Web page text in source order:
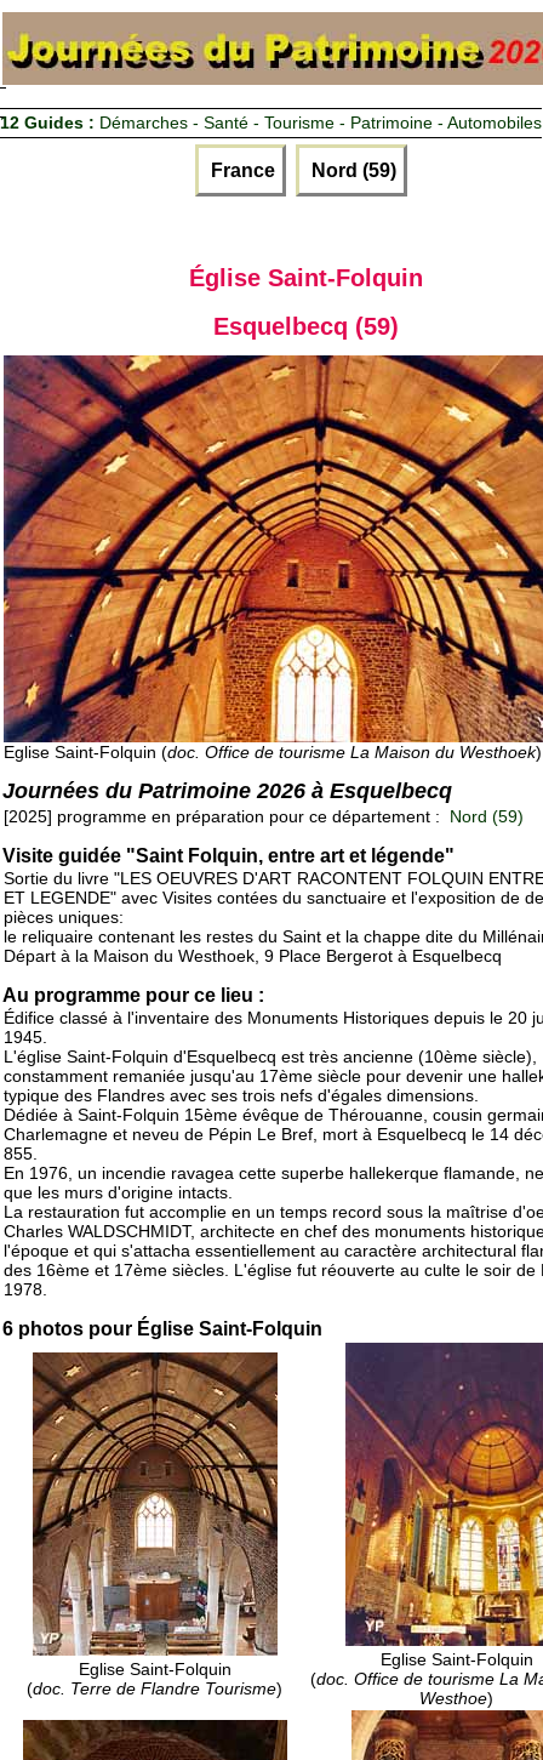
12 Guides : Démarches - Santé - Tourisme - Patrimoine - Automobiles
France Nord (59)
Église Saint-Folquin
Esquelbecq (59)
Eglise Saint-Folquin (doc. Office de tourisme La Maison du Westhoek)
Journées du Patrimoine 2026 à Esquelbecq
[2025] programme en préparation pour ce département : Nord (59)
Visite guidée "Saint Folquin, entre art et légende"
Sortie du livre "LES OEUVRES D'ART RACONTENT FOLQUIN
ET LEGENDE" avec Visites contées du sanctuaire et l'exposition de
pièces uniques:
le reliquaire contenant les restes du Saint et la chappe dite du
Départ à la Maison du Westhoek, 9 Place Bergerot à Esquelbecq
Au programme pour ce lieu :
Édifice classé à l'inventaire des Monuments Historiques depuis le 20
1945.
L'église Saint-Folquin d'Esquelbecq est très ancienne (10ème siècle),
constamment remaniée jusqu'au 17ème siècle pour devenir une
typique des Flandres avec ses trois nefs d'égales dimensions.
Dédiée à Saint-Folquin 15ème évêque de Thérouanne, cousin
Charlemagne et neveu de Pépin Le Bref, mort à Esquelbecq le 14
855.
En 1976, un incendie ravagea cette superbe hallekerque flamande,
que les murs d'origine intacts.
La restauration fut accomplie en un temps record sous la maîtrise
Charles WALDSCHMIDT, architecte en chef des monuments
l'époque et qui s'attacha essentiellement au caractère architectural
des 16ème et 17ème siècles. L'église fut réouverte au culte le soir de
1978.
6 photos pour Église Saint-Folquin
Eglise Saint-Folquin
(doc. Terre de Flandre Tourisme)
Eglise Saint-Folquin
(doc. Office de tourisme La
Westhoe)